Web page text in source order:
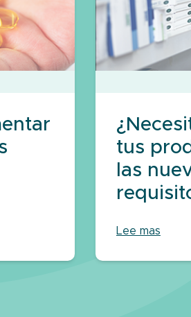
tus
las
Lee mas